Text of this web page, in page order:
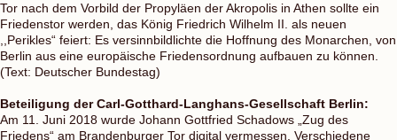
Tor nach dem Vorbild der Propyläen der Akropolis in Athen sollte ein
Friedenstor werden, das König Friedrich Wilhelm II. als neuen
,,Perikles“ feiert: Es versinnbildlichte die Hoffnung des Monarchen, von
Berlin aus eine europäische Friedensordnung aufbauen zu können.
(Text: Deutscher Bundestag)
Beteiligung der Carl-Gotthard-Langhans-Gesellschaft Berlin:
Am 11. Juni 2018 wurde Johann Gottfried Schadows „Zug des
Friedens“ am Brandenburger Tor digital vermessen. Verschiedene